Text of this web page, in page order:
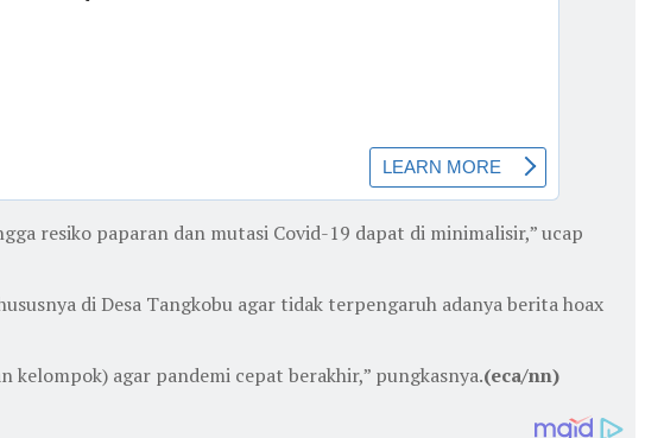
resiko paparan dan mutasi Covid-19 dapat di minimalisir,” ucap
di Desa Tangkobu agar tidak terpengaruh adanya berita hoax
kelompok) agar pandemi cepat berakhir,” pungkasnya.(eca/nn)